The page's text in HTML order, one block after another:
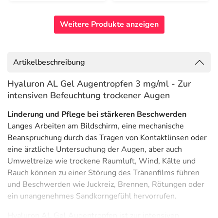
Weitere Produkte anzeigen
Artikelbeschreibung
Hyaluron AL Gel Augentropfen 3 mg/ml - Zur
intensiven Befeuchtung trockener Augen
Linderung und Pflege bei stärkeren Beschwerden
Langes Arbeiten am Bildschirm, eine mechanische
Beanspruchung durch das Tragen von Kontaktlinsen oder
eine ärztliche Untersuchung der Augen, aber auch
Umweltreize wie trockene Raumluft, Wind, Kälte und
Rauch können zu einer Störung des Tränenfilms führen
und Beschwerden wie Juckreiz, Brennen, Rötungen oder
ein unangenehmes Sandkorngefühl hervorrufen.